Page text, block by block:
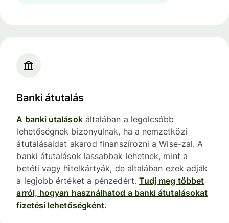
Banki átutalás
A banki utalásokáltalában a legolcsóbb
lehetőségnek bizonyulnak, ha a nemzetközi
átutalásaidat akarod finanszírozni a Wise-zal. A
banki átutalások lassabbak lehetnek, mint a
betéti vagy hitelkártyák, de általában ezek adják
a legjobb értéket a pénzedért. Tudj meg többet
arról, hogyan használhatod a banki átutalásokat
fizetési lehetőségként.